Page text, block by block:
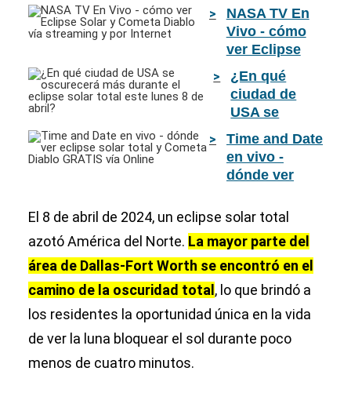
NASA TV En
Vivo - cómo
ver Eclipse
Cometa
Diablo vía
streaming y
por Internet
¿En qué
ciudad de
USA se
oscurecerá
más durante
el eclipse
solar total
de abril?
Time and Date
en vivo -
dónde ver
total y
Diablo
GRATIS vía
Online
El 8 de abril de 2024, un eclipse solar total
azotó América del Norte. La mayor parte del
área de Dallas-Fort Worth se encontró en el
camino de la oscuridad total, lo que brindó a
los residentes la oportunidad única en la vida
de ver la luna bloquear el sol durante poco
menos de cuatro minutos.